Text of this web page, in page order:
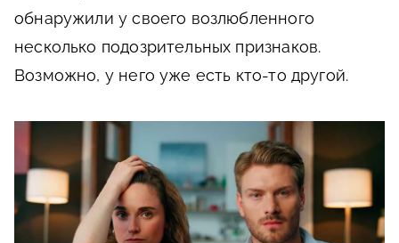
обнаружили у своего возлюбленного
несколько подозрительных признаков.
Возможно, у него уже есть кто-то другой.